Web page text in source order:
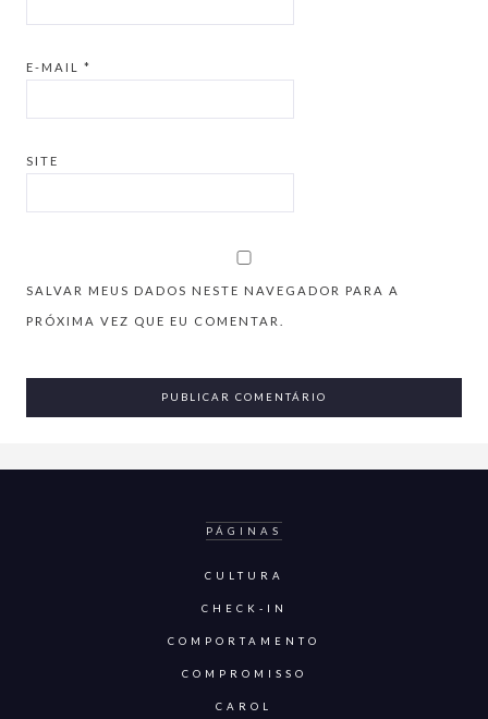
E-MAIL *
SITE
SALVAR MEUS DADOS NESTE NAVEGADOR PARA A
PRÓXIMA VEZ QUE EU COMENTAR.
PÁGINAS
CULTURA
CHECK-IN
COMPORTAMENTO
COMPROMISSO
CAROL